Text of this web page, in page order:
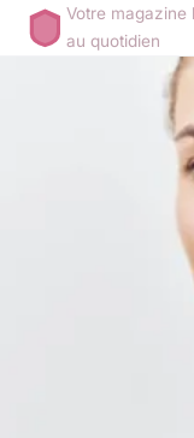
Votre
au quotidien